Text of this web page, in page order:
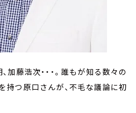
加藤浩次・・・。誰もが知る数々の
持つ原口さんが、不毛な議論に初